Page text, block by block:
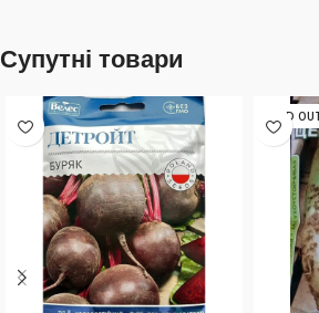
Супутні товари
SOLD